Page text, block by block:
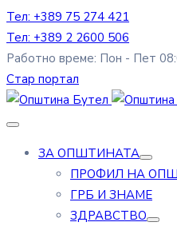
Тел: +389 75 274 421
Тел: +389 2 2600 506
Работно време: Пон - Пет
Стар портал
ЗА ОПШТИНАТА
ПРОФИЛ НА
ГРБ И ЗНАМЕ
ЗДРАВСТВО